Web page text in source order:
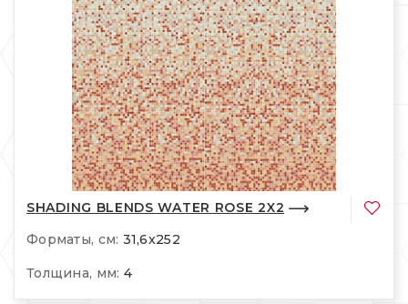
SHADING BLENDS WATER ROSE 2X2
Форматы, см: 31,6x252
Толщина, мм: 4